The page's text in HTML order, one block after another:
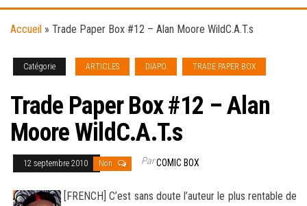
Accueil » Trade Paper Box #12 – Alan Moore WildC.A.T.s
Catégorie ARTICLES DIAPO TRADE PAPER BOX
Trade Paper Box #12 – Alan
Moore WildC.A.T.s
12 septembre 2010 Non ParCOMIC BOX
[FRENCH] C’est sans doute l’auteur le plus rentable de